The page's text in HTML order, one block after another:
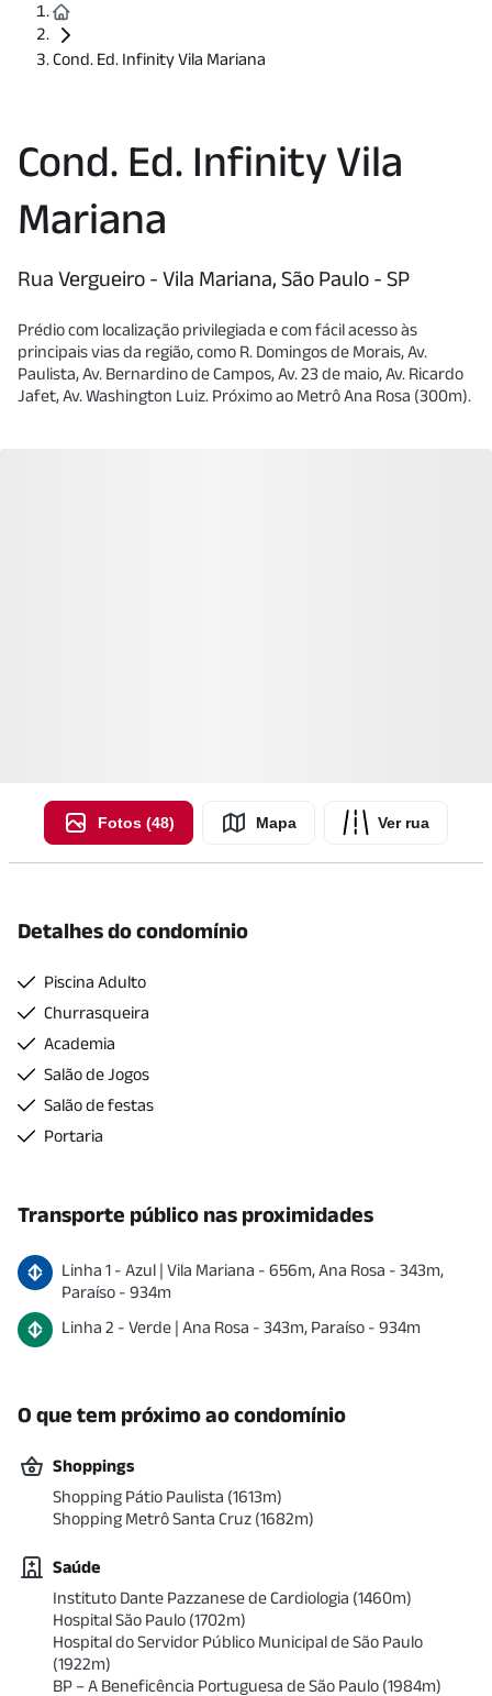
Cond. Ed. Infinity Vila Mariana
Cond. Ed. Infinity Vila
Mariana
Rua Vergueiro - Vila Mariana, São Paulo - SP
Prédio com localização privilegiada e com fácil acesso às
principais vias da região, como R. Domingos de Morais, Av.
Paulista, Av. Bernardino de Campos, Av. 23 de maio, Av. Ricardo
Jafet, Av. Washington Luiz. Próximo ao Metrô Ana Rosa (300m).
Fotos (48) Mapa Ver rua
Detalhes do condomínio
Piscina Adulto
Churrasqueira
Academia
Salão de Jogos
Salão de festas
Portaria
Transporte público nas proximidades
Linha 1 - Azul | Vila Mariana - 656m,Ana Rosa - 343m,
Paraíso - 934m
Linha 2 - Verde | Ana Rosa - 343m, Paraíso - 934m
O que tem próximo ao condomínio
Shoppings
Shopping Pátio Paulista (1613m)
Shopping Metrô Santa Cruz (1682m)
Saúde
Instituto Dante Pazzanese de Cardiologia (1460m)
Hospital São Paulo (1702m)
Hospital do Servidor Público Municipal de São Paulo
(1922m)
BP – A Beneficência Portuguesa de São Paulo (1984m)